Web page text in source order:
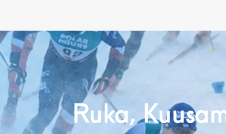
Ruka,